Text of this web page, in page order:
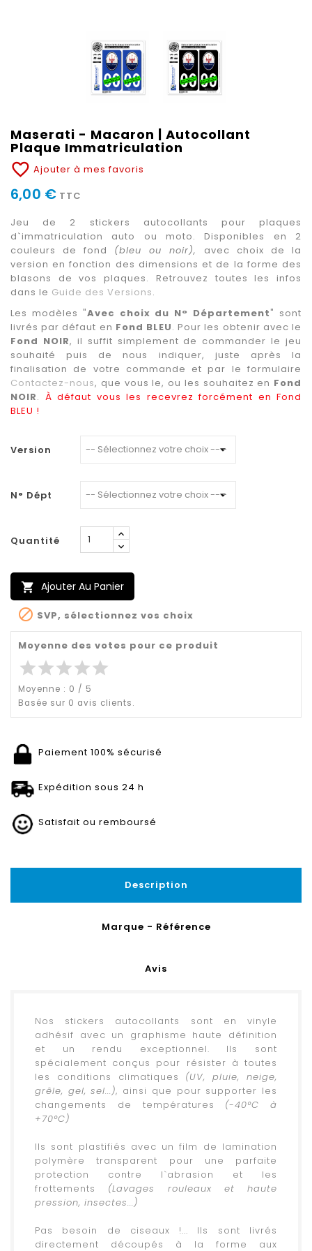
Maserati - Macaron | Autocollant
Plaque Immatriculation
favorite_border Ajouter à mes favoris
6,00 € TTC
Jeu de 2 stickers autocollants pour plaques
d`immatriculation auto ou moto. Disponibles en 2
couleurs de fond (bleu ou noir), avec choix de la
version en fonction des dimensions et de la forme des
blasons de vos plaques. Retrouvez toutes les infos
dans le Guide des Versions.
Les modèles "Avec choix du N° Département" sont
livrés par défaut en Fond BLEU. Pour les obtenir avec le
Fond NOIR, il suffit simplement de commander le jeu
souhaité puis de nous indiquer, juste après la
finalisation de votre commande et par le formulaire
Contactez-nous, que vous le, ou les souhaitez en Fond
NOIR. À défaut vous les recevrez forcément en Fond
BLEU !
Version
N° Dépt
Quantité
 Ajouter Au Panier
 SVP, sélectionnez vos choix
Moyenne des votes pour ce produit
starstarstarstarstar
Moyenne : 0 / 5
Basée sur 0 avis clients.
Paiement 100% sécurisé
Expédition sous 24 h
Satisfait ou remboursé
Description
Marque - Référence
Avis
Nos stickers autocollants sont en vinyle
adhésif avec un graphisme haute définition
et un rendu exceptionnel. Ils sont
spécialement conçus pour résister à toutes
les conditions climatiques (UV, pluie, neige,
grêle, gel, sel...), ainsi que pour supporter les
changements de températures (-40°C à
+70°C)
Ils sont plastifiés avec un film de lamination
polymère transparent pour une parfaite
protection contre l`abrasion et les
frottements (Lavages rouleaux et haute
pression, insectes...)
Pas besoin de ciseaux !... Ils sont livrés
directement découpés à la forme aux